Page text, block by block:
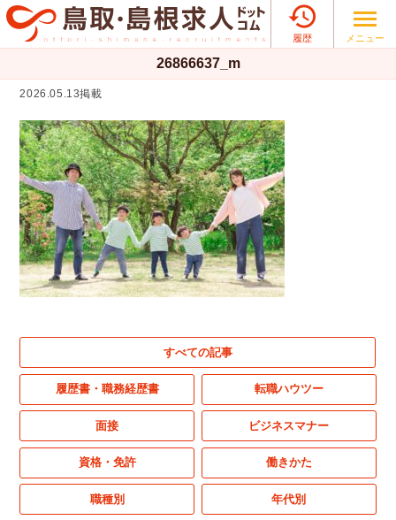

履歴 メニュー
26866637_m
2026.05.13掲載
すべての記事
履歴書・職務経歴書 転職ハウツー
面接 ビジネスマナー
資格・免許 働きかた
職種別 年代別